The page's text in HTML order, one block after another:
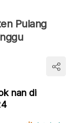
Pulang
nan di